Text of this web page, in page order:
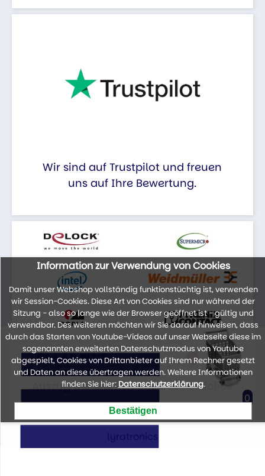
Wir sind auf Trustpilot und freuen
uns auf Ihre Bewertung.
Auszug der Marken unseres Portfolios
Information zur Verwendung von Cookies
Damit unser Webshop vollständig funktionstüchtig ist, verwenden
wir Session-Cookies. Diese Art von Cookies sind nur während der
Sitzung - also so lange wie der Browser geöffnet ist - gültig und
verwendbar. Des weiteren möchten wir Sie darauf hinweisen, dass
durch das Starten von Youtube-Videos auf unser Webseite diese im
sogenannten erweiterten Datenschutzmodus von Youtube
abgespielt, Cookies von Drittanbieter auf Ihrem Rechner gesetzt
und Daten an diese übertragen werden. Weitere Informationen
finden Sie hier: Datenschutzerklärung.
0